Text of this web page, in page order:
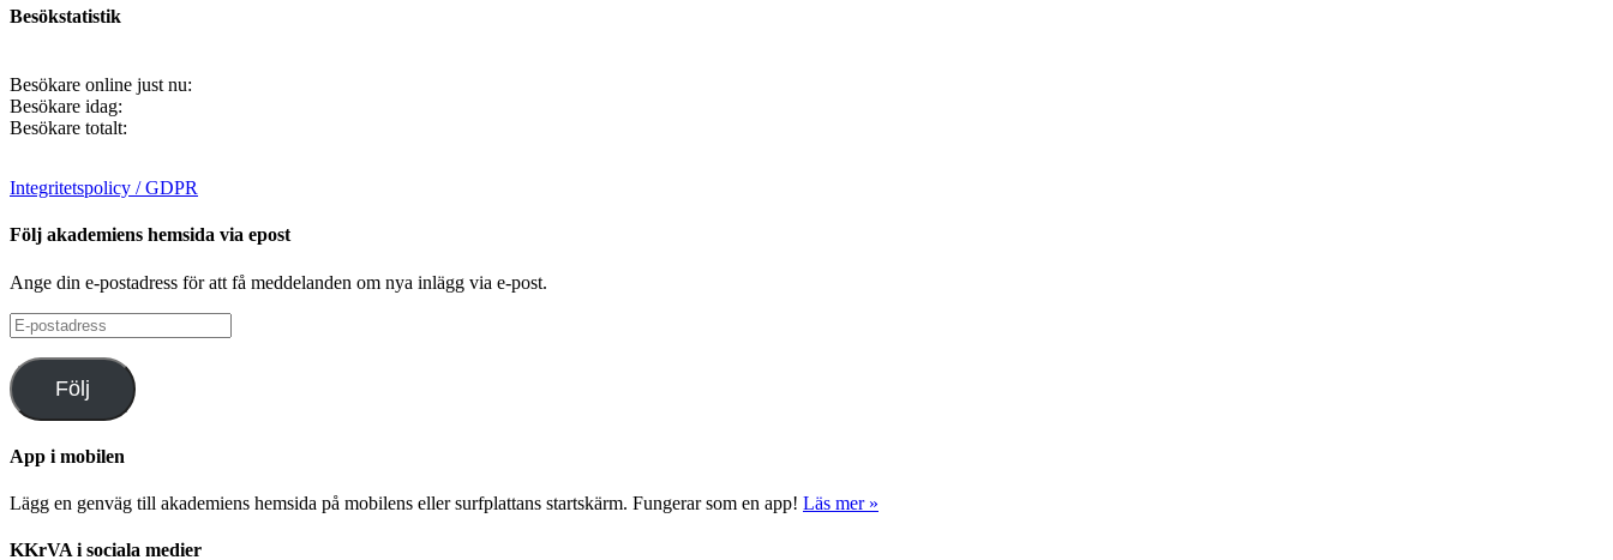
Besökstatistik
Besökare online just nu:
Besökare idag:
Besökare totalt:
Integritetspolicy / GDPR
Följ akademiens hemsida via epost
Ange din e-postadress för att få meddelanden om nya inlägg via e-post.
E-
postadress
Följ
App i mobilen
Lägg en genväg till akademiens hemsida på mobilens eller surfplattans startskärm. Fungerar som en app! Läs mer »
KKrVA i sociala medier